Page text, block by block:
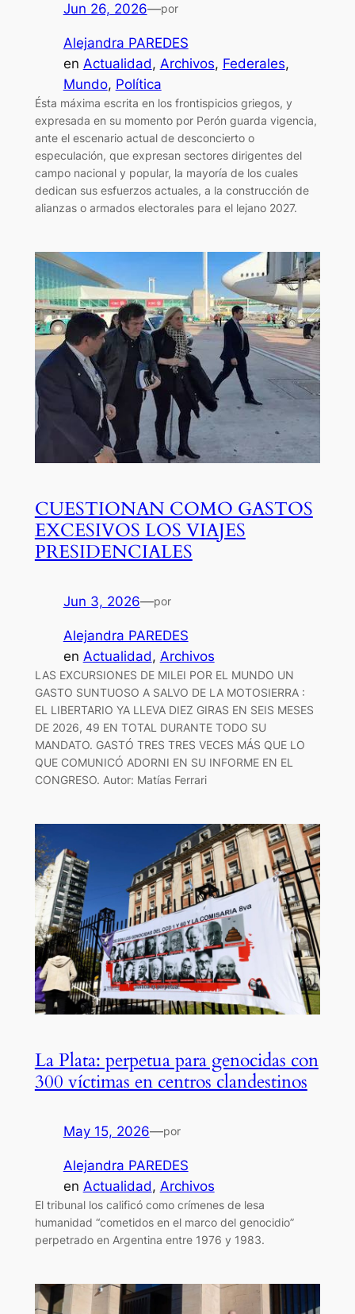
Jun 26, 2026—por
Alejandra PAREDES
en Actualidad, Archivos, Federales
Mundo, Política
Ésta máxima escrita en los frontispicios griegos, y
expresada en su momento por Perón guarda vigencia,
ante el escenario actual de desconcierto o
especulación, que expresan sectores dirigentes del
campo nacional y popular, la mayoría de los cuales
dedican sus esfuerzos actuales, a la construcción de
alianzas o armados electorales para el lejano 2027.
CUESTIONAN COMO GASTOS
EXCESIVOS LOS VIAJES
PRESIDENCIALES
Jun 3, 2026—por
Alejandra PAREDES
en Actualidad, Archivos
LAS EXCURSIONES DE MILEI POR EL MUNDO UN
GASTO SUNTUOSO A SALVO DE LA MOTOSIERRA :
EL LIBERTARIO YA LLEVA DIEZ GIRAS EN SEIS MESES
DE 2026, 49 EN TOTAL DURANTE TODO SU
MANDATO. GASTÓ TRES TRES VECES MÁS QUE LO
QUE COMUNICÓ ADORNI EN SU INFORME EN EL
CONGRESO. Autor: Matías Ferrari
La Plata: perpetua para genocidas con
300 víctimas en centros clandestinos
May 15, 2026—por
Alejandra PAREDES
en Actualidad, Archivos
El tribunal los calificó como crímenes de lesa
humanidad “cometidos en el marco del genocidio”
perpetrado en Argentina entre 1976 y 1983.